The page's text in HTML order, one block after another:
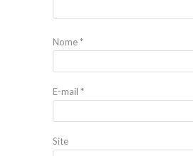
Nome*
E-mail *
Site